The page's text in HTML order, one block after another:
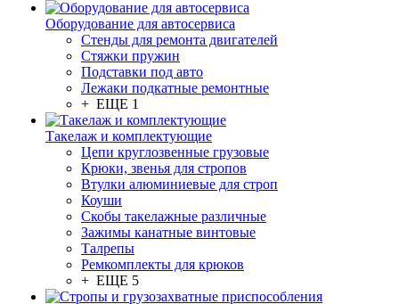
Оборудование для автосервиса
Стенды для ремонта двигателей
Стяжки пружин
Подставки под авто
Лежаки подкатные ремонтные
+ ЕЩЕ 1
Такелаж и комплектующие
Цепи круглозвенные грузовые
Крюки, звенья для стропов
Втулки алюминиевые для строп
Коуши
Скобы такелажные различные
Зажимы канатные винтовые
Талрепы
Ремкомплекты для крюков
+ ЕЩЕ 5